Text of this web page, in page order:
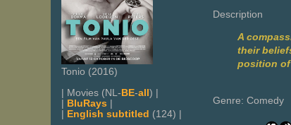
Tonio (2016)
| Movies (NL-BE-all) |
| BluRays |
| English subtitled (124) |
Description
A
their
position of
Genre: Comedy